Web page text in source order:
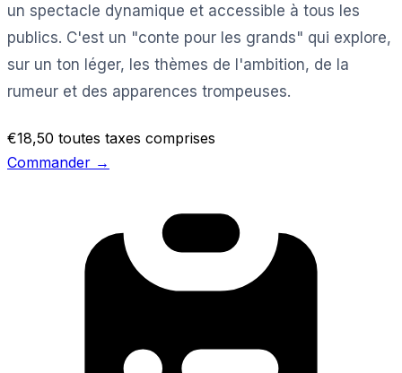
un spectacle dynamique et accessible à tous les
publics. C'est un "conte pour les grands" qui explore,
sur un ton léger, les thèmes de l'ambition, de la
rumeur et des apparences trompeuses.
€18,50 toutes taxes comprises
Commander →